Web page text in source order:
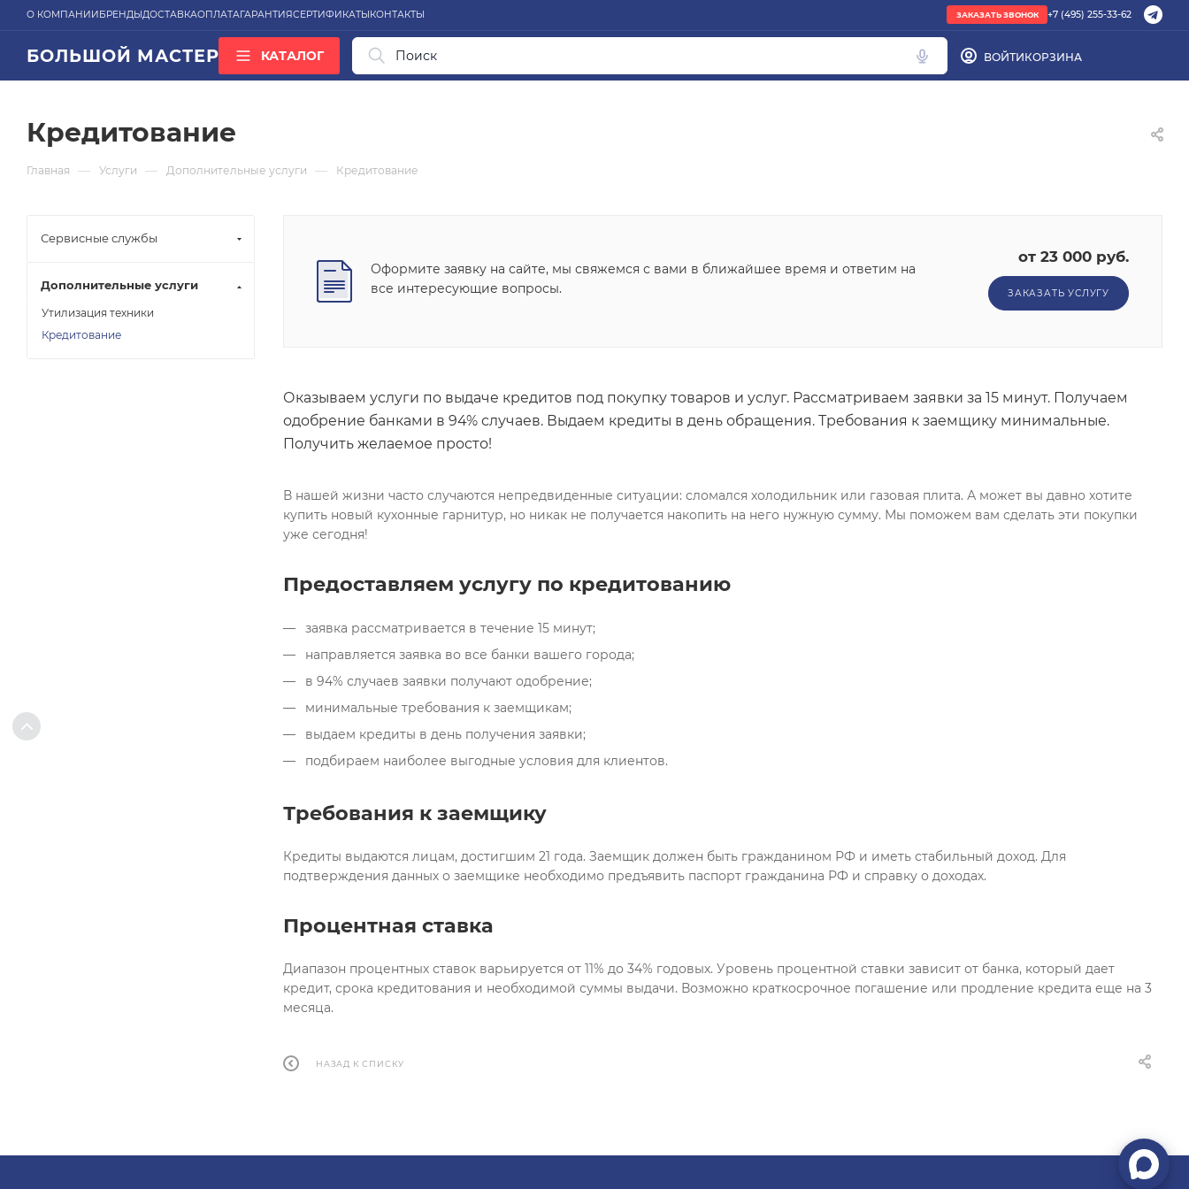
О КОМПАНИИБРЕНДЫДОСТАВКАОПЛАТАГАРАНТИЯСЕРТИФИКАТЫКОНТАКТЫ ЗАКАЗАТЬ ЗВОНОК +7 (495) 255-33-62
БОЛЬШОЙ МАСТЕР КАТАЛОГ ВОЙТИКОРЗИНА
Кредитование
Главная — Услуги — Дополнительные услуги — Кредитование
Оформите заявку на сайте, мы свяжемся с вами в ближайшее время и ответим на
все интересующие вопросы.
от 23 000 руб.
ЗАКАЗАТЬ УСЛУГУ
Оказываем услуги по выдаче кредитов под покупку товаров и услуг. Рассматриваем заявки за 15 минут. Получаем
одобрение банками в 94% случаев. Выдаем кредиты в день обращения. Требования к заемщику минимальные.
Получить желаемое просто!
В нашей жизни часто случаются непредвиденные ситуации: сломался холодильник или газовая плита. А может вы давно хотите
купить новый кухонные гарнитур, но никак не получается накопить на него нужную сумму. Мы поможем вам сделать эти покупки
уже сегодня!
Предоставляем услугу по кредитованию
заявка рассматривается в течение 15 минут;
направляется заявка во все банки вашего города;
в 94% случаев заявки получают одобрение;
минимальные требования к заемщикам;
выдаем кредиты в день получения заявки;
подбираем наиболее выгодные условия для клиентов.
Требования к заемщику
Кредиты выдаются лицам, достигшим 21 года. Заемщик должен быть гражданином РФ и иметь стабильный доход. Для
подтверждения данных о заемщике необходимо предъявить паспорт гражданина РФ и справку о доходах.
Процентная ставка
Диапазон процентных ставок варьируется от 11% до 34% годовых. Уровень процентной ставки зависит от банка, который дает
кредит, срока кредитования и необходимой суммы выдачи. Возможно краткосрочное погашение или продление кредита еще на 3
месяца.
НАЗАД К СПИСКУ
Сервисные службы
Дополнительные услуги
Утилизация техники
Кредитование
котел газовый Baxi
Подбор по параметрам